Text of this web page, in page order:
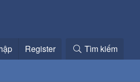
Register Tìm kiếm